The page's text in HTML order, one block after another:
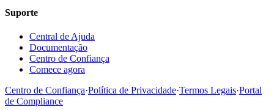
Suporte
Central de Ajuda
Documentação
Centro de Confiança
Comece agora
Centro de Confiança·Política de Privacidade·Termos Legais·Portal
de Compliance